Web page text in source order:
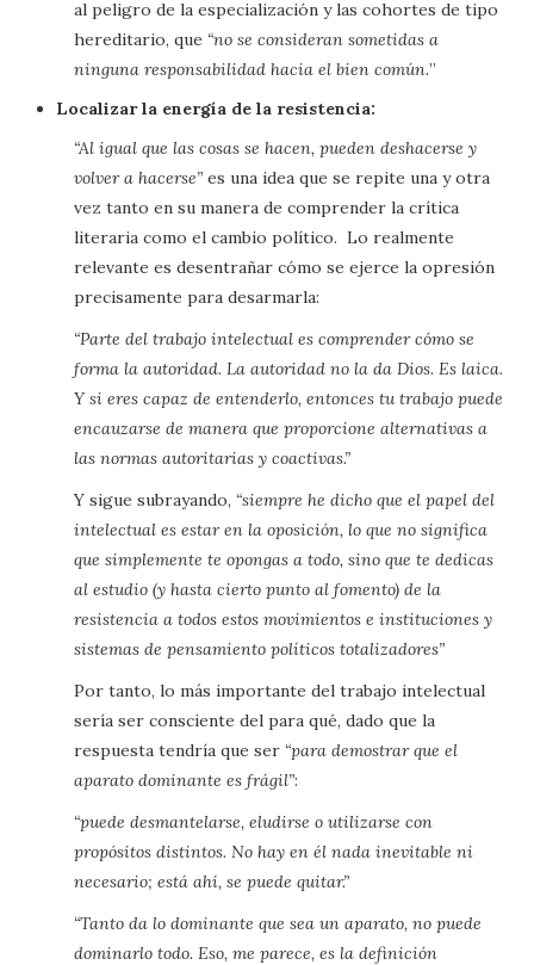
al peligro de la especialización y las cohortes de tipo
hereditario, que “no se consideran sometidas a
ninguna responsabilidad hacia el bien común.”
Localizar la energía de la resistencia:
“Al igual que las cosas se hacen, pueden deshacerse y
volver a hacerse” es una idea que se repite una y otra
vez tanto en su manera de comprender la crítica
literaria como el cambio político. Lo realmente
relevante es desentrañar cómo se ejerce la opresión
precisamente para desarmarla:
“Parte del trabajo intelectual es comprender cómo se
forma la autoridad. La autoridad no la da Dios. Es laica.
Y si eres capaz de entenderlo, entonces tu trabajo puede
encauzarse de manera que proporcione alternativas a
las normas autoritarias y coactivas.”
Y sigue subrayando, “siempre he dicho que el papel del
intelectual es estar en la oposición, lo que no significa
que simplemente te opongas a todo, sino que te dedicas
al estudio (y hasta cierto punto al fomento) de la
resistencia a todos estos movimientos e instituciones y
sistemas de pensamiento políticos totalizadores”
Por tanto, lo más importante del trabajo intelectual
sería ser consciente del para qué, dado que la
respuesta tendría que ser “para demostrar que el
aparato dominante es frágil”:
“puede desmantelarse, eludirse o utilizarse con
propósitos distintos. No hay en él nada inevitable ni
necesario; está ahí, se puede quitar.”
“Tanto da lo dominante que sea un aparato, no puede
dominarlo todo. Eso, me parece, es la definición